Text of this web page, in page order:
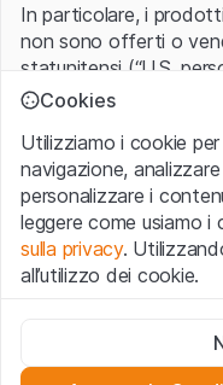
In particolare, i
non sono offerti o
statunitensi (“U.S.
statunitensi” vanno
1933 che include le
d’America, le società
americane.
Condizioni di utilizzo
Con l’accesso al sito
avvertenze importanti
Cookies
Utilizziamo i cookie
navigazione,
personalizzare i
leggere come usiamo
sulla privacy.
all’utilizzo dei cookie.
Questi cookie sono
web e non possono